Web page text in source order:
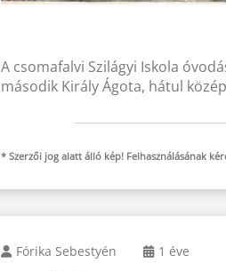
A csomafalvi Szilágyi Iskola
második Király Ágota, hátul
* Szerzői jog alatt álló kép! Felhasználásának
Fórika Sebestyén 1 éve